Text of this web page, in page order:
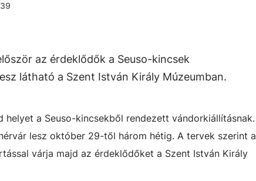
az érdeklődők a Seuso-kincsek
látható a Szent István Király Múzeumban.
helyet a Seuso-kincsekből rendezett vándorkiállításnak.
lesz október 29-től három hétig. A tervek szerint a
várja majd az érdeklődőket a Szent István Király